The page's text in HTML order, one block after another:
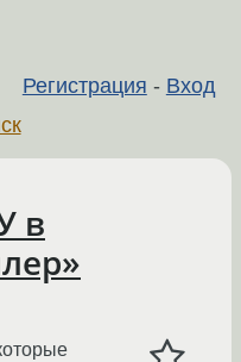
Регистрация - Вход
в